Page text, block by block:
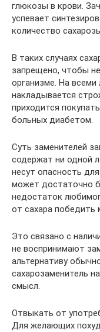
глюкозы в крови.
успевает
количество
В таких случаях
запрещено, чтобы
организме. На
накладывается
приходится
больных диабетом.
Суть заменителей
содержат ни одной
несут опасность
может достаточно
недостаток
от сахара победить
Это связано с
не воспринимают
альтернативу
сахарозаменитель
смысл.
Отвыкать от
Для желающих